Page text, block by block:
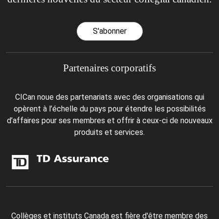
S'abonner
Partenaires corporatifs
CICan noue des partenariats avec des organisations qui
opèrent à l’échelle du pays pour étendre les possibilités
d’affaires pour ses membres et offrir à ceux-ci de nouveaux
produits et services.
Collèges et instituts Canada est fière d'être membre des